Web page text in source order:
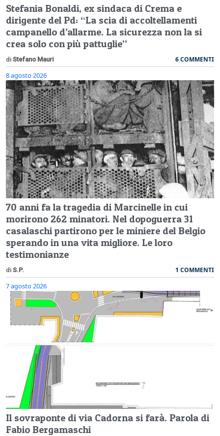
Stefania Bonaldi, ex sindaca di Crema e
dirigente del Pd: “La scia di accoltellamenti
campanello d’allarme. La sicurezza non la si
crea solo con più pattuglie”
di Stefano Mauri 6 COMMENTI
8 agosto 2026
70 anni fa la tragedia di Marcinelle in cui
morirono 262 minatori. Nel dopoguerra 31
casalaschi partirono per le miniere del Belgio
sperando in una vita migliore. Le loro
testimonianze
di S.P. 1 COMMENTI
7 agosto 2026
Il sovraponte di via Cadorna si farà. Parola di
Fabio Bergamaschi